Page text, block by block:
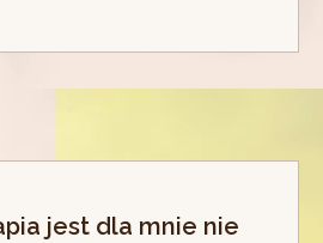
jest dla mnie nie